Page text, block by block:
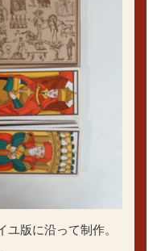
版に沿って制作。